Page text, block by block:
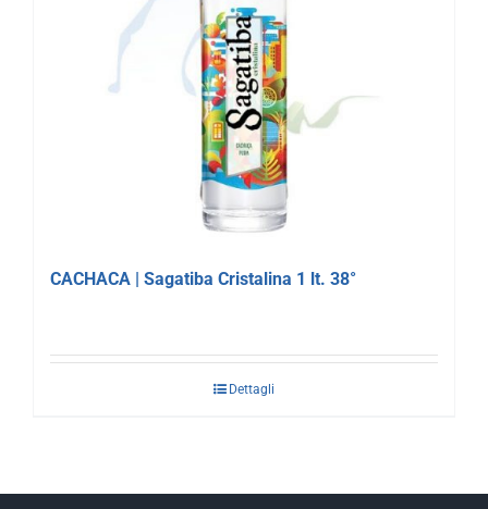
CACHACA | Sagatiba Cristalina 1 lt. 38°
Dettagli